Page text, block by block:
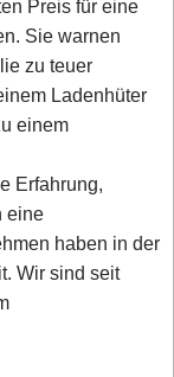
Preis für eine
Sie warnen
zu teuer
Ladenhüter
einem
Erfahrung,
eine
haben in der
Wir sind seit